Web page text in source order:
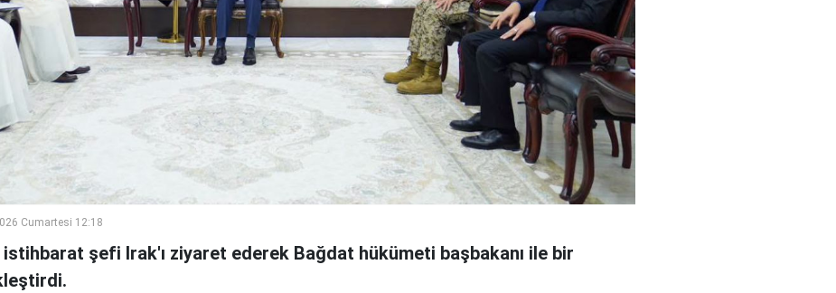
Cumartesi 12:18
şefi Irak'ı ziyaret ederek Bağdat hükümeti başbakanı ile bir